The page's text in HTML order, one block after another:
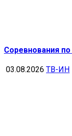
Соревнования
03.08.2026 ТВ-ИН